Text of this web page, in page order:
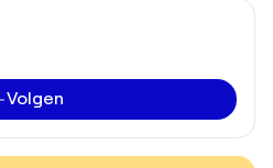
Volgen